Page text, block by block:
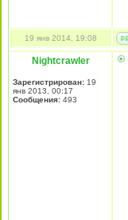
19 янв 2014, 19:08
Nightcrawler
Зарегистрирован: 19
янв 2013, 00:17
Сообщения: 493